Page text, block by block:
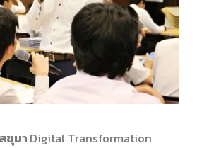
ขุมา Digital Transformation